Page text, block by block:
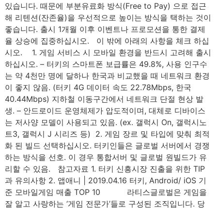
있습니다. 때문에 부분유료화 방식(Free to Pay) 으로 접근
해 리텐션(잔존율)을 우선적으로 높이는 방식을 택하는 것이
좋습니다. 출시 1개월 이후 이벤트나 프로모션을 통한 결제
율 상승에 집중하십시오. 이 밖에 아래의 사항을 체크 하십
시오. ​ 1. 게임 서비스 시 모바일 환경을 반드시 고려해 출시
하십시오. – 터키의 스마트폰 보급률은 49.8%, 사용 인구수
는 약 4천만 명에 달하나 한국과 비교했을 때 네트워크 환경
이 좋지 않음. (터키 4G 데이터 속도 22.78Mbps, 한국
40.44Mbps) 지하철 이동구간에서 네트워크 단절 현상 발
생. – 안드로이드 운영체제가 압도적이며, 대체로 디바이스
는 저사양 모델이 사용되고 있음. (ex. 갤럭시 On, 갤럭시노
트3, 갤럭시 J 시리즈 등) ​ 2. 게임 장르 및 타입에 맞춰 최적
화 된 빌드 선택하십시오. 터키인들은 글로벌 서버에서 경쟁
하는 방식을 선호. 이 경우 통합서버 및 글로벌 원빌드가 유
리할 수 있음. 참고자료 ​1. 터키 신흥시장 진출을 위한 TIP
과 유의사항 2. 앱애니 | 2019.04.16 터키, Android/ iOS 기
준 모바일게임 매출 TOP 10​ 라티스글로벌은 게임을
잘 알고 사랑하는 ‘게임 전문가’들로 구성된 조직입니다. 당